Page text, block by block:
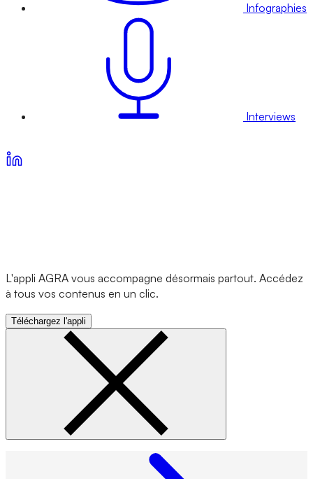
Infographies
Interviews
L'appli AGRA vous accompagne désormais partout. Accédez
à tous vos contenus en un clic.
Téléchargez l'appli